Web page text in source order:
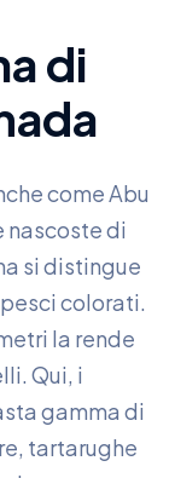
di
come Abu
nascoste di
si distingue
colorati.
la rende
Qui, i
gamma di
tartarughe